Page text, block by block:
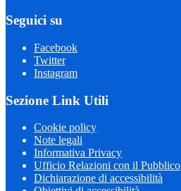
Seguici su
Facebook
Twitter
Instagram
Sezione Link Utili
Cookie policy
Note legali
Informativa Privacy
Ufficio Relazioni con il Pubblico
Dichiarazione di accessibilità